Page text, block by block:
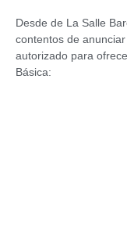
Desde de La Salle
contentos de
autorizado para
Básica: